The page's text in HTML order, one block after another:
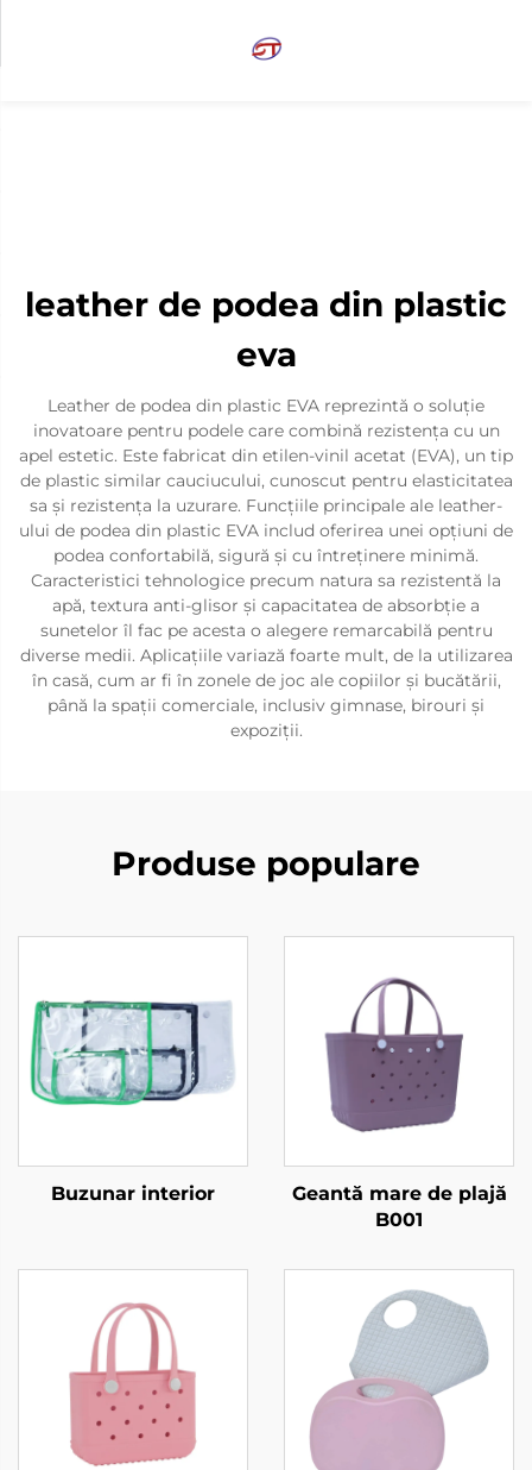
leather de podea din plastic
eva
Leather de podea din plastic EVA reprezintă o soluție
inovatoare pentru podele care combină rezistența cu un
apel estetic. Este fabricat din etilen-vinil acetat (EVA), un tip
de plastic similar cauciucului, cunoscut pentru elasticitatea
sa și rezistența la uzurare. Funcțiile principale ale leather-
ului de podea din plastic EVA includ oferirea unei opțiuni de
podea confortabilă, sigură și cu întreținere minimă.
Caracteristici tehnologice precum natura sa rezistentă la
apă, textura anti-glisor și capacitatea de absorbție a
sunetelor îl fac pe acesta o alegere remarcabilă pentru
diverse medii. Aplicațiile variază foarte mult, de la utilizarea
în casă, cum ar fi în zonele de joc ale copiilor și bucătării,
până la spații comerciale, inclusiv gimnase, birouri și
expoziții.
Produse populare
Buzunar interior
Geantă mare de plajă
B001